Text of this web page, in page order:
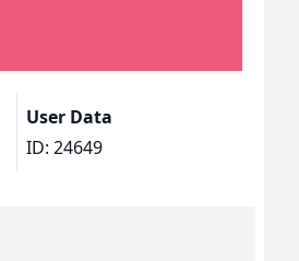
User Data
ID: 24649